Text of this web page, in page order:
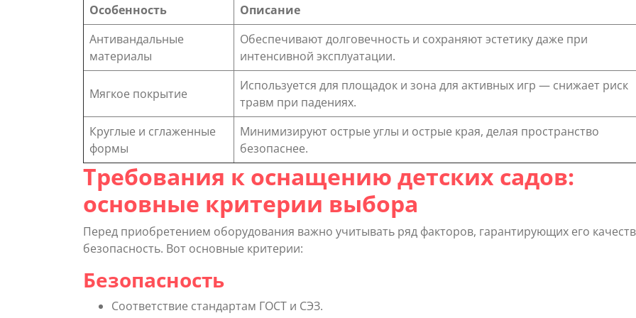
Особенность
Описание
Антивандальные
материалы
Обеспечивают долговечность и сохраняют эстетику даже при
интенсивной эксплуатации.
Мягкое покрытие
Используется для площадок и зона для активных игр — снижает риск
травм при падениях.
Круглые и сглаженные
формы
Минимизируют острые углы и острые края, делая пространство
безопаснее.
Требования к оснащению детских садов:
основные критерии выбора
Перед приобретением оборудования важно учитывать ряд факторов, гарантирующих его
безопасность. Вот основные критерии:
Безопасность
Соответствие стандартам ГОСТ и СЭЗ.